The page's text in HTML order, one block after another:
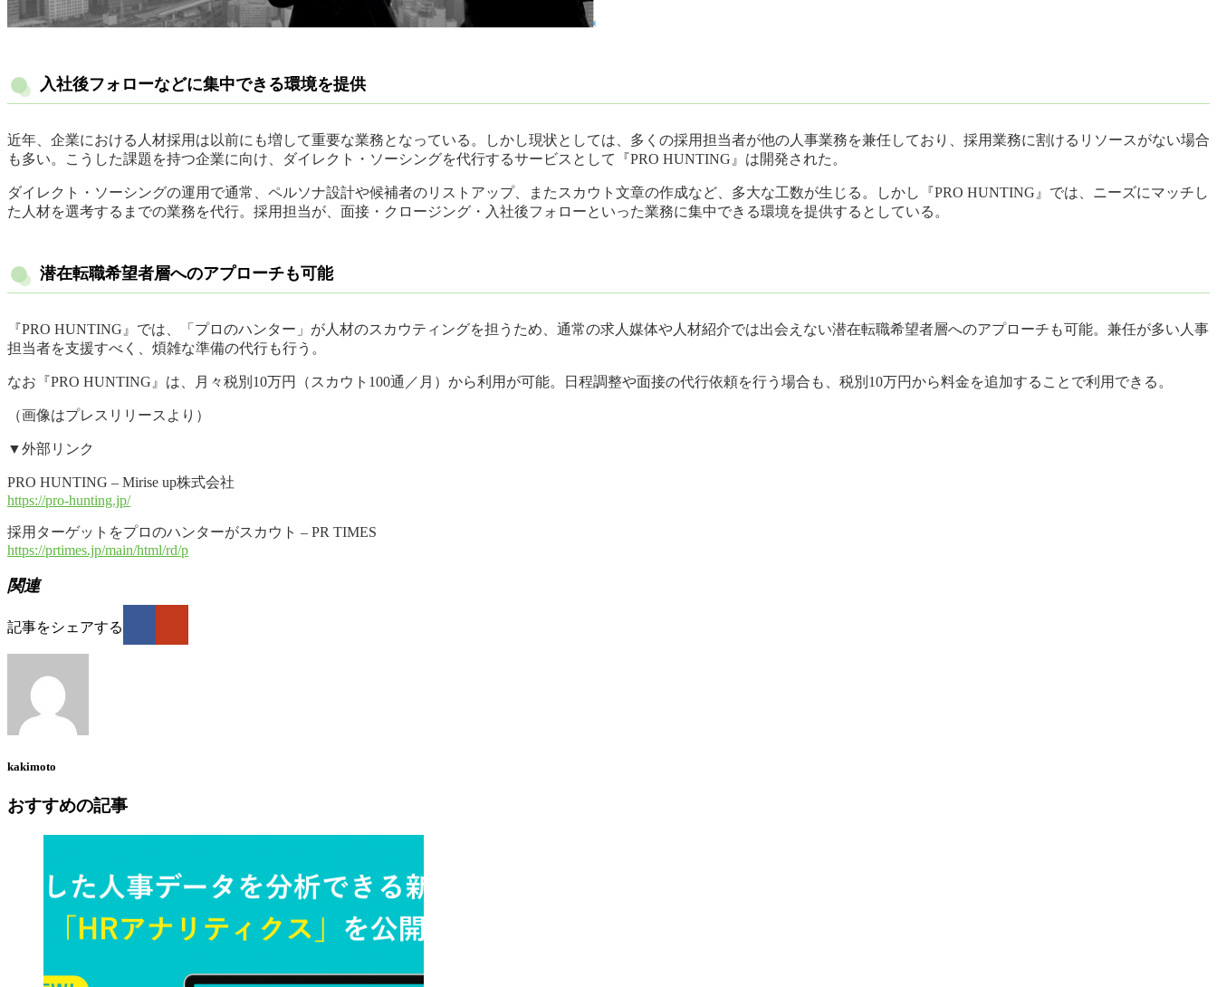
入社後フォローなどに集中できる環境を提供
近年、企業における人材採用は以前にも増して重要な業務となっている。しかし現状としては、多くの採用担当者が他の人事業務を兼任しており、採用業務に割けるリソースがない場合
も多い。こうした課題を持つ企業に向け、ダイレクト・ソーシングを代行するサービスとして『PRO HUNTING』は開発された。
ダイレクト・ソーシングの運用で通常、ペルソナ設計や候補者のリストアップ、またスカウト文章の作成など、多大な工数が生じる。しかし『PRO HUNTING』では、ニーズにマッチし
た人材を選考するまでの業務を代行。採用担当が、面接・クロージング・入社後フォローといった業務に集中できる環境を提供するとしている。
潜在転職希望者層へのアプローチも可能
『PRO HUNTING』では、「プロのハンター」が人材のスカウティングを担うため、通常の求人媒体や人材紹介では出会えない潜在転職希望者層へのアプローチも可能。兼任が多い人事
担当者を支援すべく、煩雑な準備の代行も行う。
なお『PRO HUNTING』は、月々税別10万円（スカウト100通／月）から利用が可能。日程調整や面接の代行依頼を行う場合も、税別10万円から料金を追加することで利用できる。
（画像はプレスリリースより）
▼外部リンク
PRO HUNTING – Mirise up株式会社
https://pro-hunting.jp/
採用ターゲットをプロのハンターがスカウト – PR TIMES
https://prtimes.jp/main/html/rd/p
関連
記事をシェアする
kakimoto
おすすめの記事